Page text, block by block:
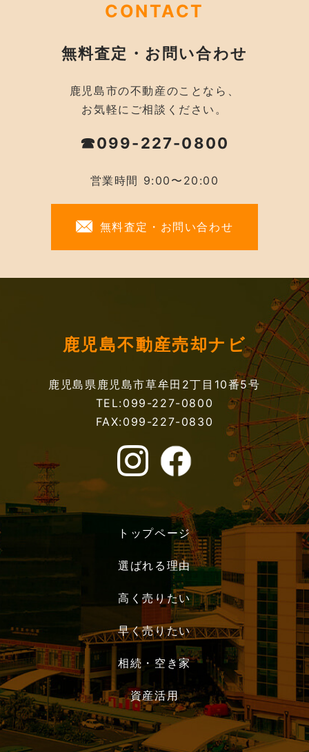
CONTACT
無料査定・お問い合わせ
鹿児島市の不動産のことなら、
お気軽にご相談ください。
☎099-227-0800
営業時間 9:00〜20:00
無料査定・お問い合わせ
鹿児島不動産売却ナビ
鹿児島県鹿児島市草牟田2丁目10番5号
TEL:099-227-0800
FAX:099-227-0830
トップページ
選ばれる理由
高く売りたい
早く売りたい
相続・空き家
資産活用